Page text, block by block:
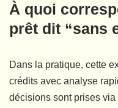
À quoi
prêt dit “sans
Dans la pratique, cette
crédits avec analyse
décisions sont prises